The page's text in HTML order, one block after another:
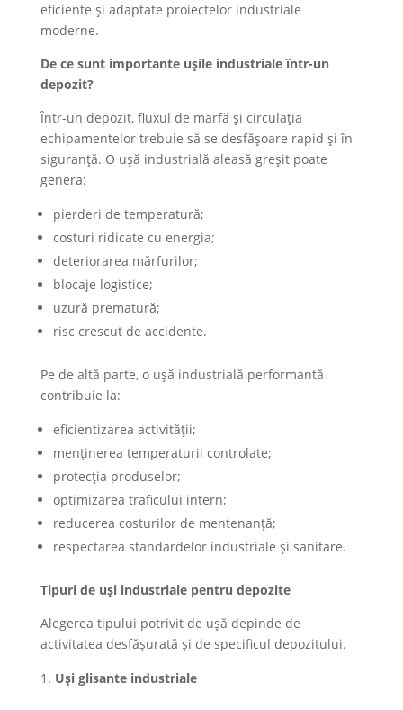
eficiente și adaptate proiectelor industriale
moderne.
De ce sunt importante ușile industriale într-un
depozit?
Într-un depozit, fluxul de marfă și circulația
echipamentelor trebuie să se desfășoare rapid și în
siguranță. O ușă industrială aleasă greșit poate
genera:
pierderi de temperatură;
costuri ridicate cu energia;
deteriorarea mărfurilor;
blocaje logistice;
uzură prematură;
risc crescut de accidente.
Pe de altă parte, o ușă industrială performantă
contribuie la:
eficientizarea activității;
menținerea temperaturii controlate;
protecția produselor;
optimizarea traficului intern;
reducerea costurilor de mentenanță;
respectarea standardelor industriale și sanitare.
Tipuri de uși industriale pentru depozite
Alegerea tipului potrivit de ușă depinde de
activitatea desfășurată și de specificul depozitului.
Uși glisante industriale